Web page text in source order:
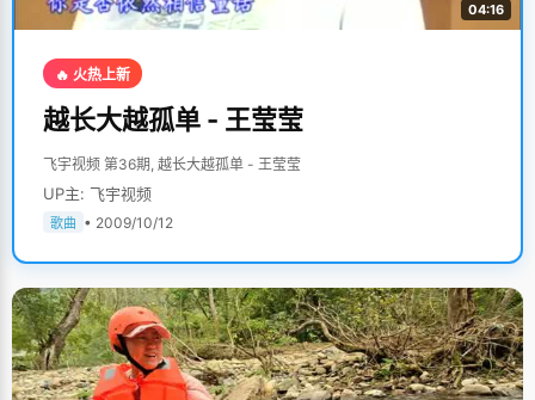
04:16
🔥 火热上新
越长大越孤单 - 王莹莹
飞宇视频 第36期, 越长大越孤单 - 王莹莹
UP主: 飞宇视频
歌曲 • 2009/10/12